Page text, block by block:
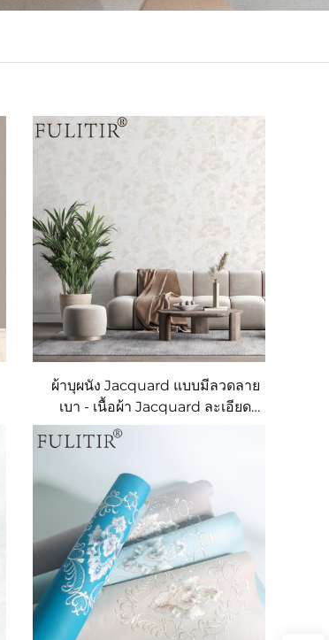
ผ้าบุผนัง Jacquard แบบมีลวดลาย
เบา - เนื้อผ้า Jacquard ละเอียด
ประณีตสำหรับติดทั่วทั้งบ้าน ทนต่อ
การสึกกร่อนและต้านทานสิ่งสกปรก
เหมาะสำหรับใช้ทั้งในห้องนั่งเล่นและ
ห้องนอน